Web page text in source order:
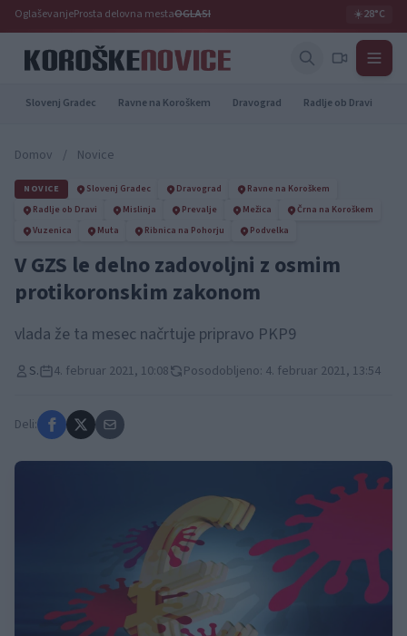
OglaševanjeProsta delovna mestaOGLASI ☀️28°C
Slovenj Gradec Ravne na Koroškem Dravograd Radlje ob Dravi
Domov / Novice
NOVICE Slovenj Gradec Dravograd
Ravne na Koroškem
Radlje ob Dravi
Mislinja Prevalje Mežica
Črna na Koroškem
Vuzenica
Muta Ribnica na Pohorju Podvelka
V GZS le delno zadovoljni z osmim
protikoronskim zakonom
vlada že ta mesec načrtuje pripravo PKP9
S. 4. februar 2021, 10:08 Posodobljeno: 4. februar 2021, 13:54
Deli: